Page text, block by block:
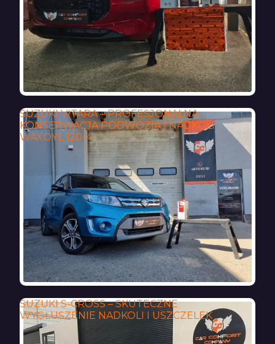
SUZUKI VITARA – PROFESJONALNA
KONSERWACJA PODWOZIA I NADKOLI
WAXOYL 120-4
SUZUKI S-CROSS – SKUTECZNE
WYGŁUSZENIE NADKOLI I USZCZELEK